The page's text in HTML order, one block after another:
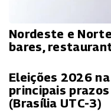
Nordeste e
bares,
Eleições 2026
principais
(Brasília UTC-3)